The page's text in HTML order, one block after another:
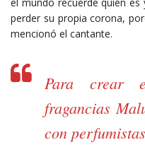
el mundo recuerde quién
perder su propia corona,
mencionó el cantante.
Para crear
fragancias
con